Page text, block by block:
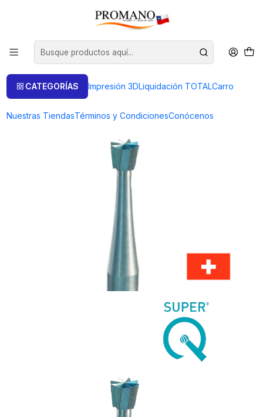
CATEGORÍAS Impresión 3DLiquidación TOTALCarro
Nuestras TiendasTérminos y CondicionesConócenos
Perforación Corte
FRESA CONO INVERTIDO 1.2 MM . SUPER Q